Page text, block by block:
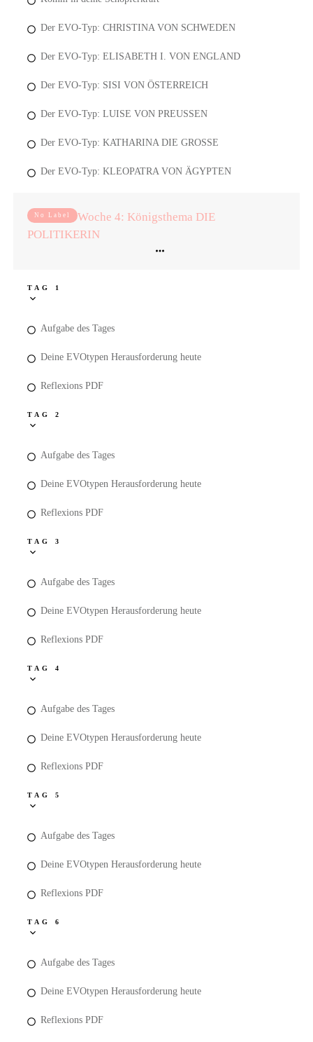
Der EVO-Typ: CHRISTINA VON SCHWEDEN
Der EVO-Typ: ELISABETH I. VON ENGLAND
Der EVO-Typ: SISI VON ÖSTERREICH
Der EVO-Typ: LUISE VON PREUSSEN
Der EVO-Typ: KATHARINA DIE GROSSE
Der EVO-Typ: KLEOPATRA VON ÄGYPTEN
No Label
Woche 4: Königsthema DIE
POLITIKERIN
TAG 1
Aufgabe des Tages
Deine EVOtypen Herausforderung heute
Reflexions PDF
TAG 2
Aufgabe des Tages
Deine EVOtypen Herausforderung heute
Reflexions PDF
TAG 3
Aufgabe des Tages
Deine EVOtypen Herausforderung heute
Reflexions PDF
TAG 4
Aufgabe des Tages
Deine EVOtypen Herausforderung heute
Reflexions PDF
TAG 5
Aufgabe des Tages
Deine EVOtypen Herausforderung heute
Reflexions PDF
TAG 6
Aufgabe des Tages
Deine EVOtypen Herausforderung heute
Reflexions PDF